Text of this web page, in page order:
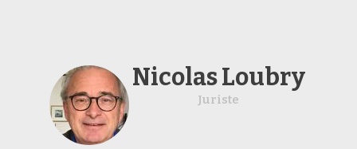
Nicolas Loubry
Juriste